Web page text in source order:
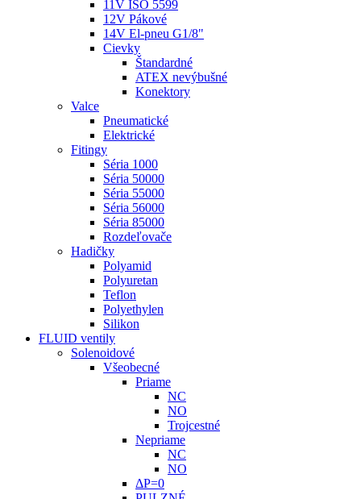
11V ISO 5599
12V Pákové
14V El-pneu G1/8"
Cievky
Štandardné
ATEX nevýbušné
Konektory
Valce
Pneumatické
Elektrické
Fitingy
Séria 1000
Séria 50000
Séria 55000
Séria 56000
Séria 85000
Rozdeľovače
Hadičky
Polyamid
Polyuretan
Teflon
Polyethylen
Silikon
FLUID ventily
Solenoidové
Všeobecné
Priame
NC
NO
Trojcestné
Nepriame
NC
NO
ΔP=0